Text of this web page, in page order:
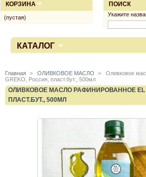
КАТАЛОГ
Главная > ОЛИВКОВОЕ МАСЛО >
Оливковое
GREKO, Россия, пласт.бут., 500мл
ОЛИВКОВОЕ МАСЛО РАФИНИРОВАННОЕ EL
ПЛАСТ.БУТ., 500МЛ
ПОИСК
Укажите
КОРЗИНА
(пустая)